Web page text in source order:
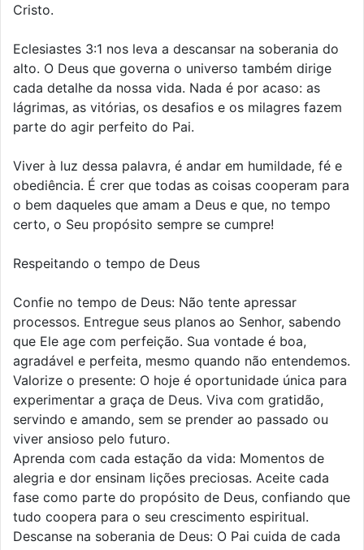
Cristo.
Eclesiastes 3:1 nos leva a descansar na soberania do
alto. O Deus que governa o universo também dirige
cada detalhe da nossa vida. Nada é por acaso: as
lágrimas, as vitórias, os desafios e os milagres fazem
parte do agir perfeito do Pai.
Viver à luz dessa palavra, é andar em humildade, fé e
obediência. É crer que todas as coisas cooperam para
o bem daqueles que amam a Deus e que, no tempo
certo, o Seu propósito sempre se cumpre!
Respeitando o tempo de Deus
Confie no tempo de Deus: Não tente apressar
processos. Entregue seus planos ao Senhor, sabendo
que Ele age com perfeição. Sua vontade é boa,
agradável e perfeita, mesmo quando não entendemos.
Valorize o presente: O hoje é oportunidade única para
experimentar a graça de Deus. Viva com gratidão,
servindo e amando, sem se prender ao passado ou
viver ansioso pelo futuro.
Aprenda com cada estação da vida: Momentos de
alegria e dor ensinam lições preciosas. Aceite cada
fase como parte do propósito de Deus, confiando que
tudo coopera para o seu crescimento espiritual.
Descanse na soberania de Deus: O Pai cuida de cada